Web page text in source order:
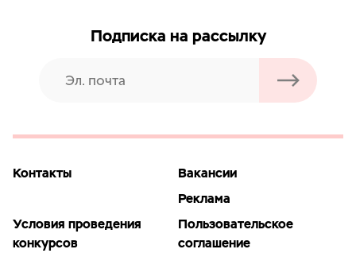
Подписка на рассылку
Контакты
Вакансии
Реклама
Условия проведения
конкурсов
Пользовательское
соглашение